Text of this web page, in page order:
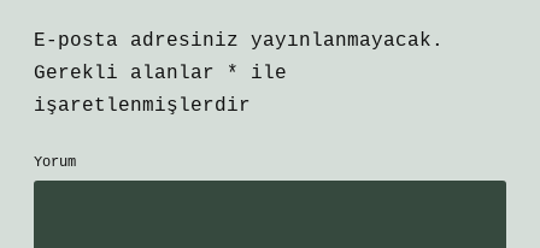
E-posta adresiniz yayınlanmayacak.
Gerekli alanlar
*
ile
işaretlenmişlerdir
Yorum